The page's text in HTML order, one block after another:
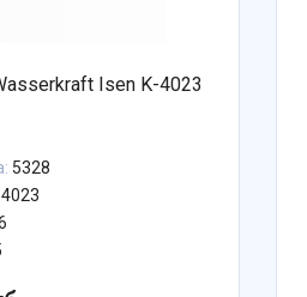
Isen K-4023
5328
4023